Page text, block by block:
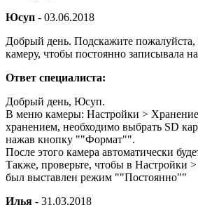
Юсуп - 03.06.2018
Добрый день. Подскажите пожалуйста,
камеру, чтобы постоянно записывала
Ответ специалиста:
Добрый день, Юсуп.
В меню камеры: Настройки >
хранением, необходимо выбрать SD
нажав кнопку ""Формат"".
После этого камера автоматически
Также, проверьте, чтобы в Настройки
был выставлен режим ""Постоянно""
Илья - 31.03.2018